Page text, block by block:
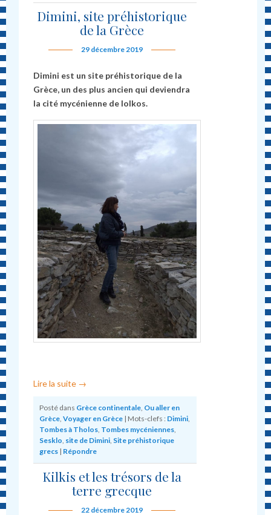
Dimini, site préhistorique
de la Grèce
29 décembre 2019
Dimini est un site préhistorique de la
Grèce, un des plus ancien qui deviendra
la cité mycénienne de Iolkos.
Lire la suite →
Posté dans Grèce continentale Ou aller en
Grèce ,Voyager en Grèce | Mots-clefs : Dimini
Tombes à Tholos Tombes mycéniennes
Sesklo site de Dimini Site préhistorique
grecs | Répondre
Kilkis et les trésors de la
terre grecque
22 décembre 2019